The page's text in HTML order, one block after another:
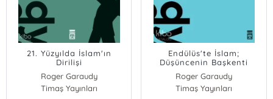
21. Yüzyılda İslam'ın
Dirilişi
Roger Garaudy
Timaş Yayınları
Endülüs'te İslam;
Düşüncenin Başkenti
Kurtuba
Roger Garaudy
Timaş Yayınları